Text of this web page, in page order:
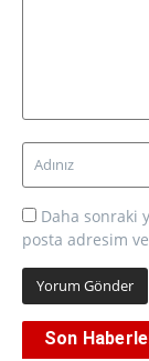
Daha sonraki
posta adresim
Son